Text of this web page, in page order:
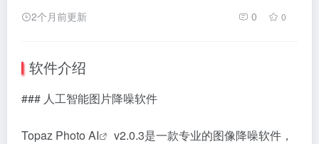
2个月前更新 0 0
软件介绍
### 人工智能图片降噪软件
Topaz Photo AI
v2.0.3是一款专业的图像降噪软件，